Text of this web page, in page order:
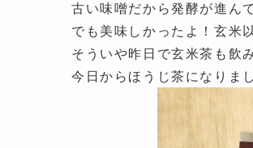
古い味噌だから発酵が進ん
でも美味しかったよ！玄米
そういや昨日で玄米茶も飲
今日からほうじ茶になりまし